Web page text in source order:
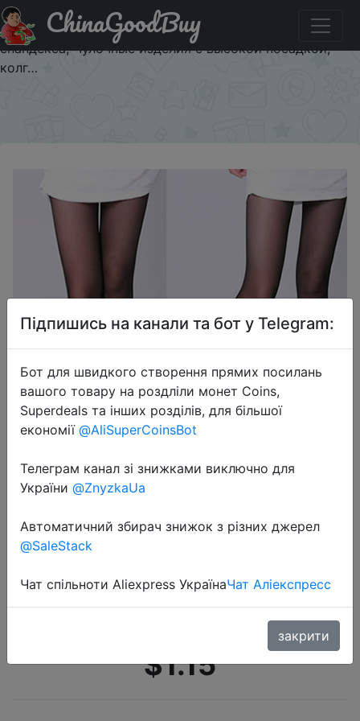
Придбати по акціи Модные сексуальные нейлоновые
чулки, прозрачные тонкие женские шелковые чулки из
спандекса, Чулочные изделия с высокой посадкой,
колг…
ChinaGoodBuy
2020-10-10
чулки, прозрачные тонкие
женские шелковые чулки из
спандекса, Чулочные изделия с
высокой посадкой, колг…
$1.15
Підпишись на канали та бот у Telegram:
Бот для швидкого створення прямих посилань
вашого товару на роздліли монет Coins,
Superdeals та інших розділів, для більшої
економії @AliSuperCoinsBot
Телеграм канал зі знижками виключно для
України @ZnyzkaUa
Автоматичний збирач знижок з різних джерел
@SaleStack
Чат спільноти Aliexpress УкраїнаЧат Аліекспресс
закрити